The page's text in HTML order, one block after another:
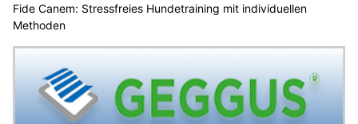
Fide Canem: Stressfreies Hundetraining mit individuellen
Methoden